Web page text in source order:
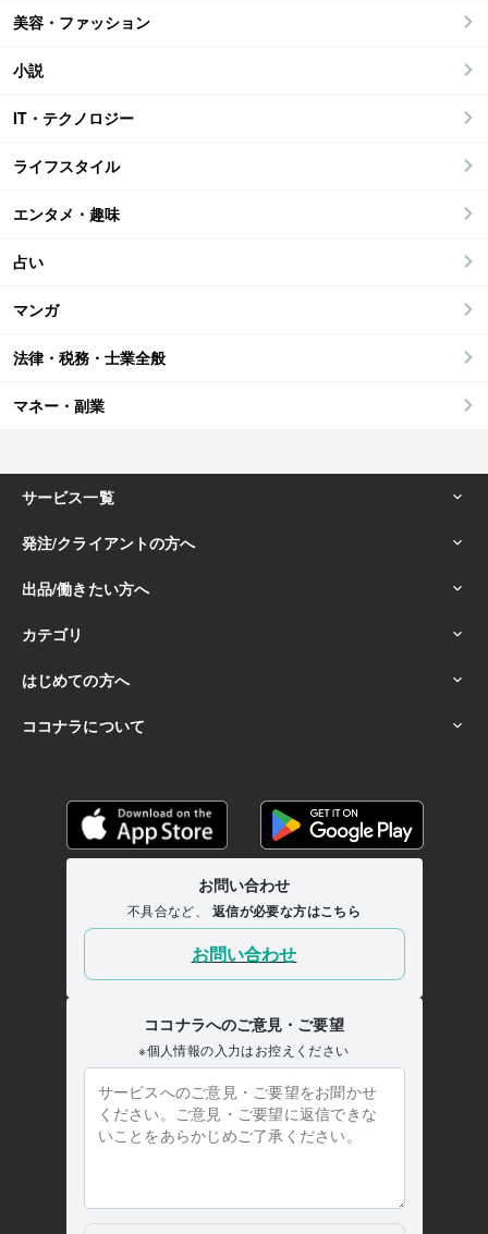
美容・ファッション
小説
IT・テクノロジー
ライフスタイル
エンタメ・趣味
占い
マンガ
法律・税務・士業全般
マネー・副業